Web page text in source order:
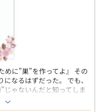
定期更新。完結保証。
めに”巣”を作ってよ』 その
なるはずだった。 でも、
じゃないんだと知ってしま
んと暮らし始めても、あ
を見られるのが怖くて、発